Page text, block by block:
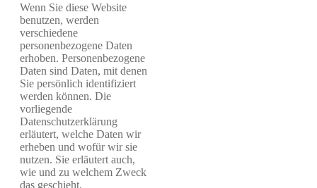
Wenn Sie diese Website
benutzen, werden
verschiedene
personenbezogene Daten
erhoben. Personenbezogene
Daten sind Daten, mit denen
Sie persönlich identifiziert
werden können. Die
vorliegende
Datenschutzerklärung
erläutert, welche Daten wir
erheben und wofür wir sie
nutzen. Sie erläutert auch,
wie und zu welchem Zweck
das geschieht.